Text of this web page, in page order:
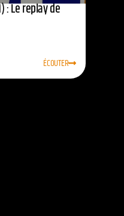
: Le replay de
ÉCOUTER